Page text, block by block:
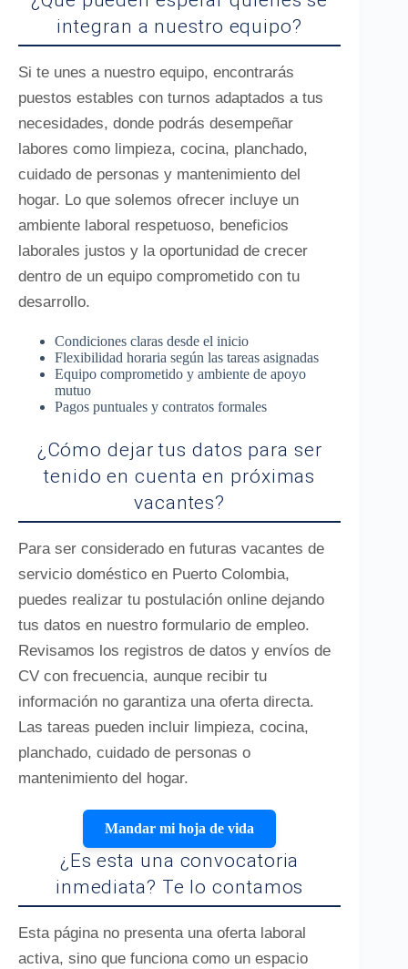
integran a nuestro equipo?
Si te unes a nuestro equipo, encontrarás
puestos estables con turnos adaptados a tus
necesidades, donde podrás desempeñar
labores como limpieza, cocina, planchado,
cuidado de personas y mantenimiento del
hogar. Lo que solemos ofrecer incluye un
ambiente laboral respetuoso, beneficios
laborales justos y la oportunidad de crecer
dentro de un equipo comprometido con tu
desarrollo.
Condiciones claras desde el inicio
Flexibilidad horaria según las tareas asignadas
Equipo comprometido y ambiente de apoyo
mutuo
Pagos puntuales y contratos formales
¿Cómo dejar tus datos para ser
tenido en cuenta en próximas
vacantes?
Para ser considerado en futuras vacantes de
servicio doméstico en Puerto Colombia,
puedes realizar tu postulación online dejando
tus datos en nuestro formulario de empleo.
Revisamos los registros de datos y envíos de
CV con frecuencia, aunque recibir tu
información no garantiza una oferta directa.
Las tareas pueden incluir limpieza, cocina,
planchado, cuidado de personas o
mantenimiento del hogar.
Mandar mi hoja de vida
¿Es esta una convocatoria
inmediata? Te lo contamos
Esta página no presenta una oferta laboral
activa, sino que funciona como un espacio